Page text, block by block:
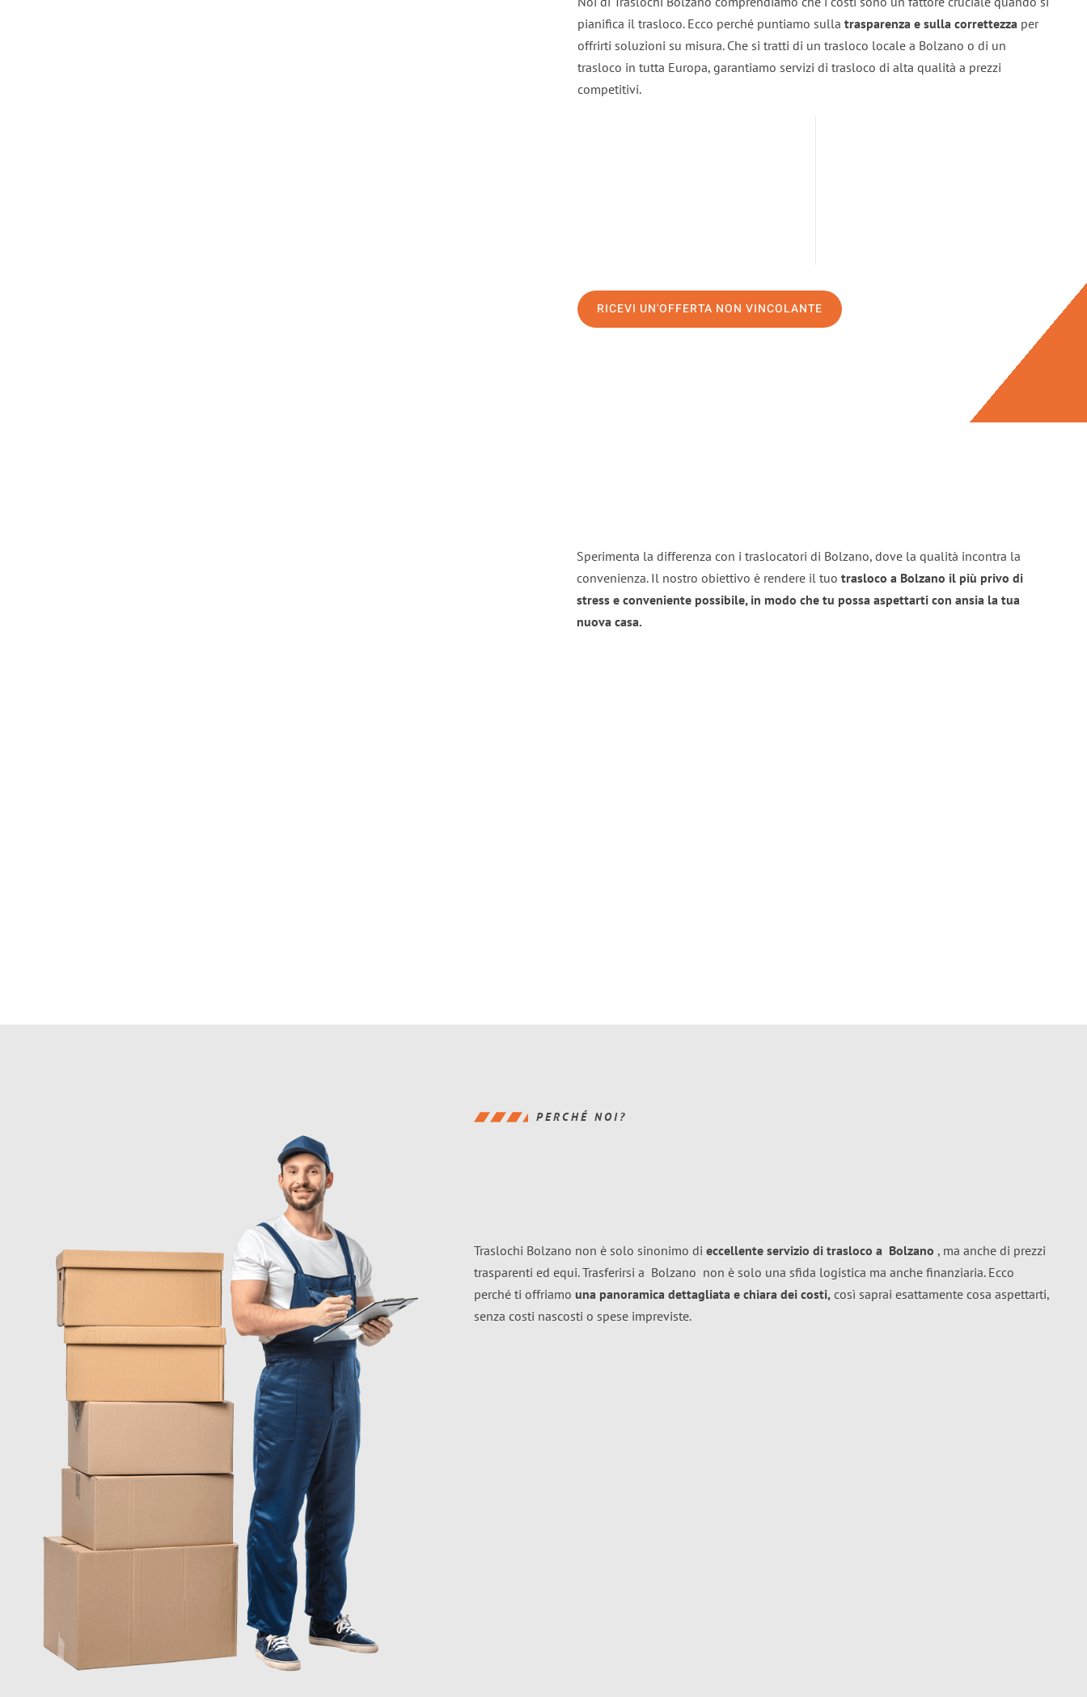
pianifica il trasloco. Ecco perché puntiamo sulla trasparenza e sulla correttezza per
offrirti soluzioni su misura. Che si tratti di un trasloco locale a Bolzano o di un
trasloco in tutta Europa, garantiamo servizi di trasloco di alta qualità a prezzi
competitivi.
RICEVI UN'OFFERTA NON VINCOLANTE
Sperimenta la differenza con i traslocatori di Bolzano, dove la qualità incontra la
convenienza. Il nostro obiettivo è rendere il tuo trasloco a Bolzano il più privo di
stress e conveniente possibile, in modo che tu possa aspettarti con ansia la tua
nuova casa.
PERCHÉ NOI?
Traslochi Bolzano non è solo sinonimo di eccellente servizio di trasloco a Bolzano , ma anche di prezzi
trasparenti ed equi. Trasferirsi a Bolzano non è solo una sfida logistica ma anche finanziaria. Ecco
perché ti offriamo una panoramica dettagliata e chiara dei costi, così saprai esattamente cosa aspettarti,
senza costi nascosti o spese impreviste.